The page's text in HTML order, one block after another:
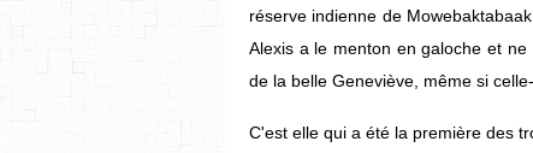
réserve indienne de
Alexis a le menton en galoche et
de la belle Geneviève, même si
C'est elle qui a été la première des